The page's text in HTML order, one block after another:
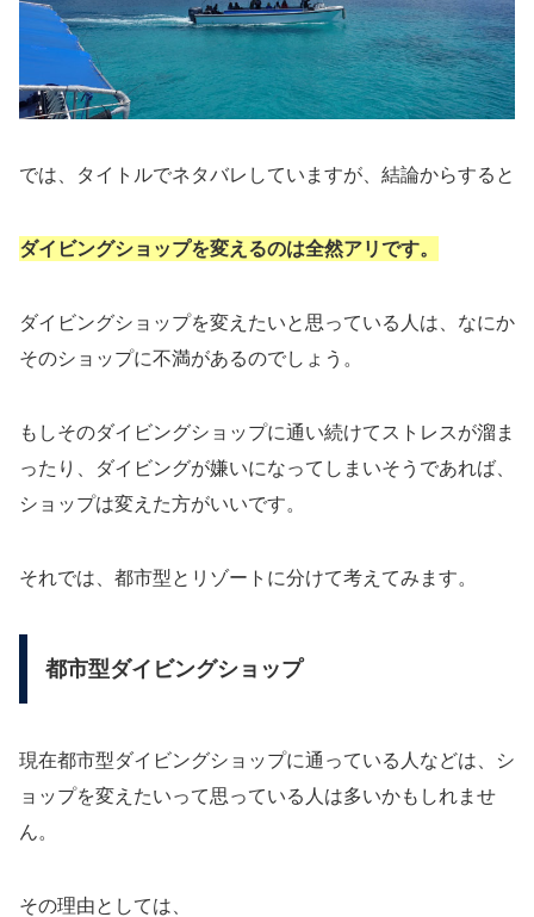
では、タイトルでネタバレしていますが、結論からすると
ダイビングショップを変えるのは全然アリです。
ダイビングショップを変えたいと思っている人は、なにか
そのショップに不満があるのでしょう。
もしそのダイビングショップに通い続けてストレスが溜ま
ったり、ダイビングが嫌いになってしまいそうであれば、
ショップは変えた方がいいです。
それでは、都市型とリゾートに分けて考えてみます。
都市型ダイビングショップ
現在都市型ダイビングショップに通っている人などは、シ
ョップを変えたいって思っている人は多いかもしれませ
ん。
その理由としては、